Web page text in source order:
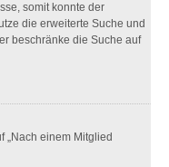
somit konnte der
die erweiterte Suche und
beschränke die Suche auf
„Nach einem Mitglied